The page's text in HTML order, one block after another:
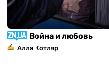
Война и любовь
Алла Котляр